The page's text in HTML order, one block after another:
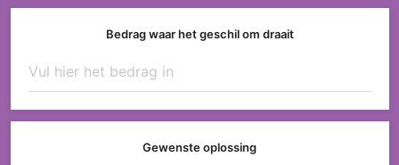
Bedrag waar het geschil om draait
Gewenste oplossing